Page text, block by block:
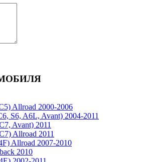
Allroad 2000-2006
S6, A6L, Avant) 2004-2011
Avant) 2011
Allroad 2011
Allroad 2007-2010
2010